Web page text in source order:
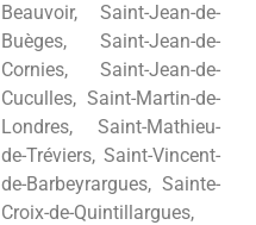
Beauvoir, Saint-Jean-de-
Buèges, Saint-Jean-de-
Cornies, Saint-Jean-de-
Cuculles, Saint-Martin-de-
Londres, Saint-Mathieu-
de-Tréviers, Saint-Vincent-
de-Barbeyrargues, Sainte-
Croix-de-Quintillargues,